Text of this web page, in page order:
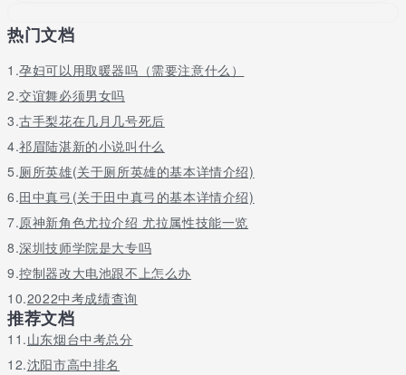
统 、信号与信息处理
技术学、光学工程、控制科学与工程、电子科学与技术、计算机科
学与技术、管理科学与工程
校级重点（培育）学科：应用经济学、马克思主义理论、外国语言
文学、数学、物理学、材料科学与工程、电气工程、设计学
学院简介
南京邮电大学（nanjing university of posts and
信息化部、国家邮政局与江苏省共建高校，首批国家“双一流”世界
一流学科建设高校，是以电子信息为特色，工学门类为主体，理、
工、经、管、文、教、艺、法等多学科相互交融，博士后、博士、
硕士、本科等多层次教育协调发展的综合性重点大学，享有“华夏it
英才的摇篮”之誉。
热门文档
1.孕妇可以用取暖器吗（需要注意什么）
2.交谊舞必须男女吗
3.古手梨花在几月几号死后
4.祁眉陆湛新的小说叫什么
5.厕所英雄(关于厕所英雄的基本详情介绍)
6.田中真弓(关于田中真弓的基本详情介绍)
7.原神新角色尤拉介绍 尤拉属性技能一览
8.深圳技师学院是大专吗
9.控制器改大电池跟不上怎么办
10.2022中考成绩查询
推荐文档
11.山东烟台中考总分
12.沈阳市高中排名